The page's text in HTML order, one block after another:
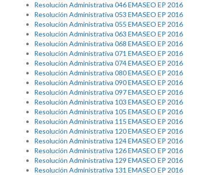
Resolución Administrativa 046 EMASEO EP 2016
Resolución Administrativa 053 EMASEO EP 2016
Resolución Administrativa 055 EMASEO EP 2016
Resolución Administrativa 063 EMASEO EP 2016
Resolución Administrativa 068 EMASEO EP 2016
Resolución Administrativa 071 EMASEO EP 2016
Resolución Administrativa 074 EMASEO EP 2016
Resolución Administrativa 080 EMASEO EP 2016
Resolución Administrativa 090 EMASEO EP 2016
Resolución Administrativa 097 EMASEO EP 2016
Resolución Administrativa 103 EMASEO EP 2016
Resolución Administrativa 105 EMASEO EP 2016
Resolución Administrativa 115 EMASEO EP 2016
Resolución Administrativa 120 EMASEO EP 2016
Resolución Administrativa 124 EMASEO EP 2016
Resolución Administrativa 126 EMASEO EP 2016
Resolución Administrativa 129 EMASEO EP 2016
Resolución Administrativa 131 EMASEO EP 2016